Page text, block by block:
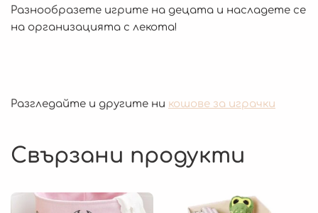
Разнообразете игрите на децата и насладете се
на организацията с лекота!
Разгледайте и другите ни кошове за играчки
Свързани продукти